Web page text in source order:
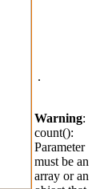
.
Warning:
count():
Parameter
must be an
array or an